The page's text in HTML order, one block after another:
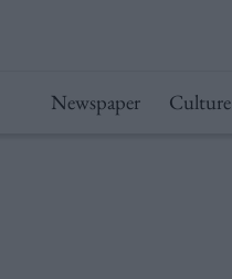
Newspaper Culture